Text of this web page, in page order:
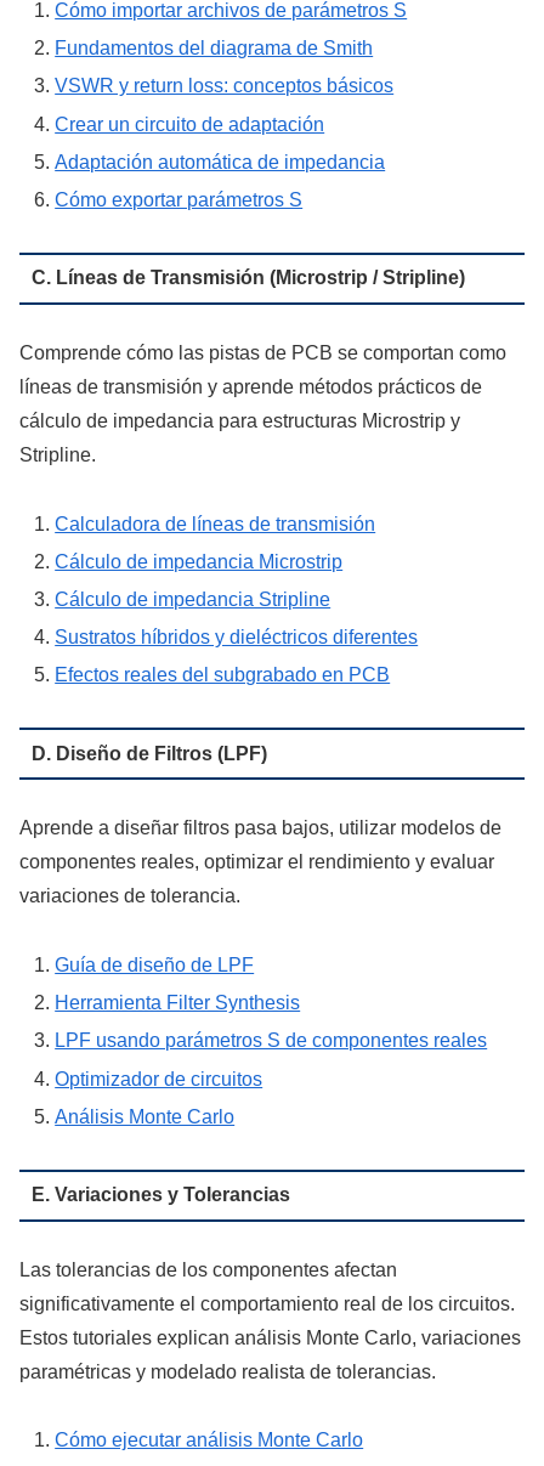
Cómo importar archivos de parámetros S
Fundamentos del diagrama de Smith
VSWR y return loss: conceptos básicos
Crear un circuito de adaptación
Adaptación automática de impedancia
Cómo exportar parámetros S
C. Líneas de Transmisión (Microstrip / Stripline)
Comprende cómo las pistas de PCB se comportan como
líneas de transmisión y aprende métodos prácticos de
cálculo de impedancia para estructuras Microstrip y
Stripline.
Calculadora de líneas de transmisión
Cálculo de impedancia Microstrip
Cálculo de impedancia Stripline
Sustratos híbridos y dieléctricos diferentes
Efectos reales del subgrabado en PCB
D. Diseño de Filtros (LPF)
Aprende a diseñar filtros pasa bajos, utilizar modelos de
componentes reales, optimizar el rendimiento y evaluar
variaciones de tolerancia.
Guía de diseño de LPF
Herramienta Filter Synthesis
LPF usando parámetros S de componentes reales
Optimizador de circuitos
Análisis Monte Carlo
E. Variaciones y Tolerancias
Las tolerancias de los componentes afectan
significativamente el comportamiento real de los circuitos.
Estos tutoriales explican análisis Monte Carlo, variaciones
paramétricas y modelado realista de tolerancias.
Cómo ejecutar análisis Monte Carlo